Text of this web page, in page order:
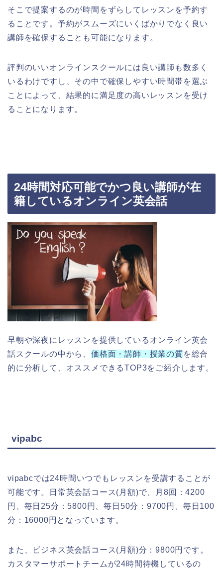
そこで提案するのが時間をずらしてレッスンを予約す
ることです。予約がスムーズにいくばかりでなく良い
講師を確保することも可能になります。
評判のいいオンラインスクールには良い講師も数多く
いるわけですし、その中で確保しやすい時間帯を選ぶ
ことによって、結果的に満足度の高いレッスンを受け
ることになります。
24時間対応可能でかつ良い講師が在
籍しているオンライン英会話
早朝や深夜にレッスンを提供しているオンライン英会
話スクールの中から、 価格面・講師・授業の質を総合
的に分析して、オススメできるTOP3をご紹介します。
vipabc
vipabcでは24時間いつでもレッスンを受講することが
可能です。日常英会話コース(月額)で、月8回：4200
円、毎日25分：5800円、毎日50分：9700円、毎日100
分：16000円となっています。
また、ビジネス英会話コース(月額)分：9800円です。
カスタマーサポートチームが24時間待機しているの